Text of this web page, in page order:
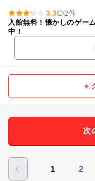
3.3
2件
入館無料！懐かしのゲー
中！
次
1 2